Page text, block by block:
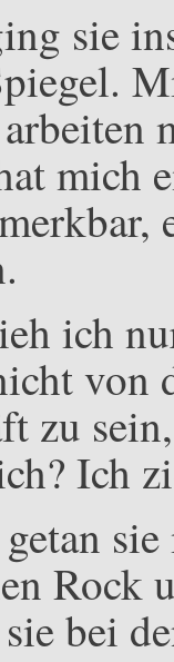
sie
mich
ich
von
zu
Ich
Rock
bei